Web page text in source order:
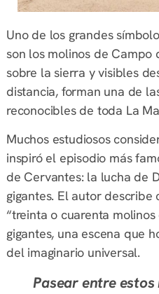
Uno de los grandes
son los molinos de Campo
sobre la sierra y visibles
distancia, forman una de
reconocibles de toda La
Muchos estudiosos
inspiró el episodio más
de Cervantes: la lucha de
gigantes. El autor
“treinta o cuarenta
gigantes, una escena que
del imaginario universal.
Pasear entre